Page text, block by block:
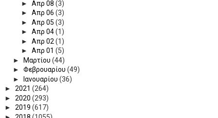
► Απρ 08 (3)
► Απρ 06 (3)
► Απρ 05 (3)
► Απρ 04(1)
► Απρ 02 (1)
► Απρ 01 (5)
►
Μαρτίου (44)
► Φεβρουαρίου (49)
►
Ιανουαρίου (36)
► 2021 (264)
► 2020 (293)
► 2019 (617)